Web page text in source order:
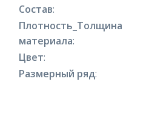
Состав:
Плотность_Толщина
материала:
Цвет:
Размерный ряд: